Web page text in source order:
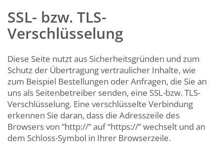
SSL- bzw. TLS-
Verschlüsselung
Diese Seite nutzt aus Sicherheitsgründen und zum
Schutz der Übertragung vertraulicher Inhalte, wie
zum Beispiel Bestellungen oder Anfragen, die Sie an
uns als Seitenbetreiber senden, eine SSL-bzw. TLS-
Verschlüsselung. Eine verschlüsselte Verbindung
erkennen Sie daran, dass die Adresszeile des
Browsers von “http://” auf “https://” wechselt und an
dem Schloss-Symbol in Ihrer Browserzeile.